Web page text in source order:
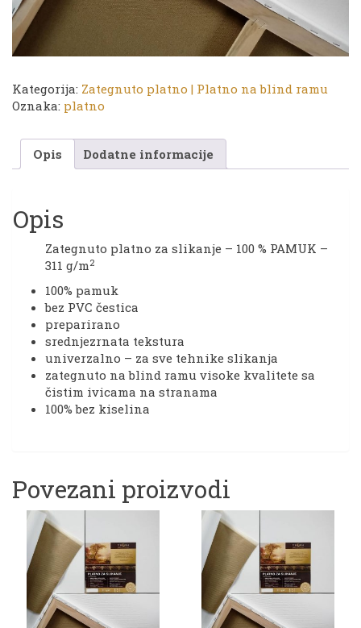
Kategorija: Zategnuto platno | Platno na blind ramu
Oznaka: platno
Opis Dodatne informacije
Opis
Zategnuto platno za slikanje – 100 % PAMUK –
311 g/m2
100% pamuk
bez PVC čestica
preparirano
srednjezrnata tekstura
univerzalno – za sve tehnike slikanja
zategnuto na blind ramu visoke kvalitete sa
čistim ivicama na stranama
100% bez kiselina
Povezani proizvodi